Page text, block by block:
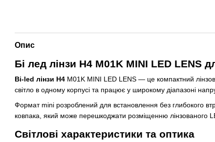
Опис
Бі лед лінзи H4 M01K MINI LED LENS
Bi-led лінзи H4 M01K MINI LED LENS — це компактний
світло в одному корпусі та працює у широкому діапазоні
Формат mini розроблений для встановлення без глибокого
ковпака, який може перешкоджати розміщенню лінзованого
Світлові характеристики та оптика